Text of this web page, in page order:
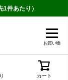
件あたり）
お買い物
カート